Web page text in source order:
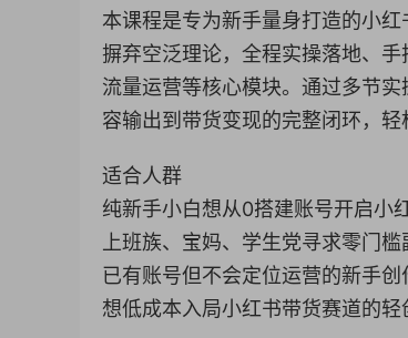
本课程是专为新手量身打造的小
摒弃空泛理论，全程实操落地、
流量运营等核心模块。通过多节
容输出到带货变现的完整闭环，轻
适合人群
纯新手小白想从0搭建账号开启小
上班族、宝妈、学生党寻求零门
已有账号但不会定位运营的新手创
想低成本入局小红书带货赛道的轻